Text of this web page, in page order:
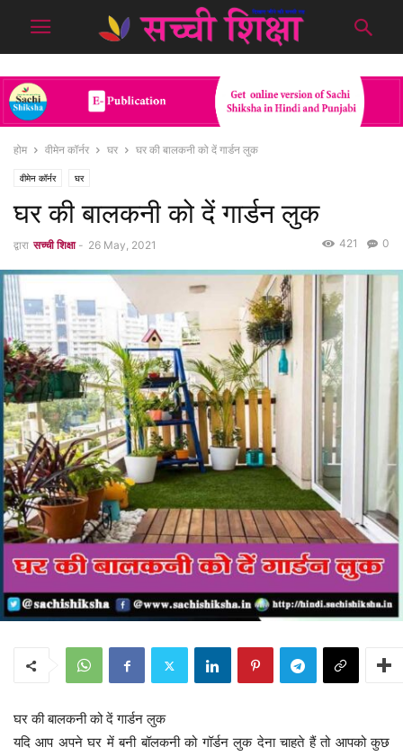
होम वीमेन कॉर्नर घर घर की बालकनी को दें गार्डन लुक
वीमेन कॉर्नर घर
घर की बालकनी को दें गार्डन लुक
द्वारा सच्ची शिक्षा - 26 May, 2021 0
421
घर की बालकनी को दें गार्डन लुक
यदि आप अपने घर में बनी बॉलकनी को गॉर्डन लुक देना चाहते हैं तो आपको कुछ